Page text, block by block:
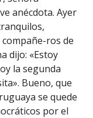
anécdota. Ayer
ros de
dijo: «Estoy
la segunda
Bueno, que
se quede
por el